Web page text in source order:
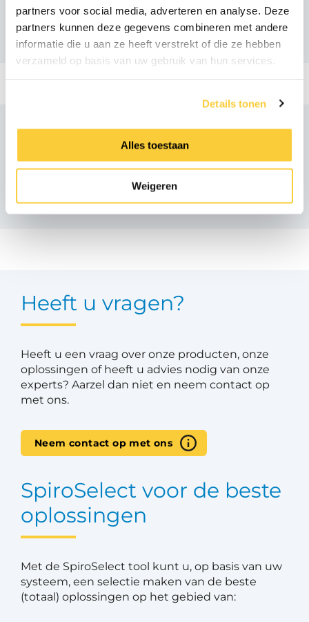
partners voor social media, adverteren en analyse. Deze
partners kunnen deze gegevens combineren met andere
informatie die u aan ze heeft verstrekt of die ze hebben
verzameld op basis van uw gebruik van hun services.
Details tonen
Alles toestaan
Weigeren
Heeft u vragen?
Heeft u een vraag over onze producten, onze
oplossingen of heeft u advies nodig van onze
experts? Aarzel dan niet en neem contact op
met ons.
Neem contact op met ons
SpiroSelect voor de beste
oplossingen
Met de SpiroSelect tool kunt u, op basis van uw
systeem, een selectie maken van de beste
(totaal) oplossingen op het gebied van: